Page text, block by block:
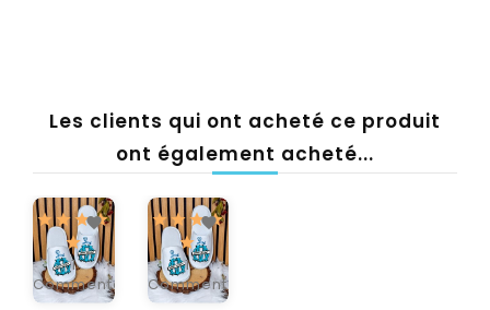
Les clients qui ont acheté ce produit
ont également acheté...
1
Commentaire(s)
1
Commentaire(s)